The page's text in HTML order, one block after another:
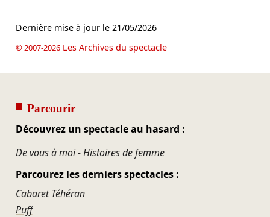
Dernière mise à jour le 21/05/2026
© 2007-2026Les Archives du spectacle
Parcourir
Découvrez un spectacle au hasard :
De vous à moi - Histoires de femme
Parcourez les derniers spectacles :
Cabaret Téhéran
Puff